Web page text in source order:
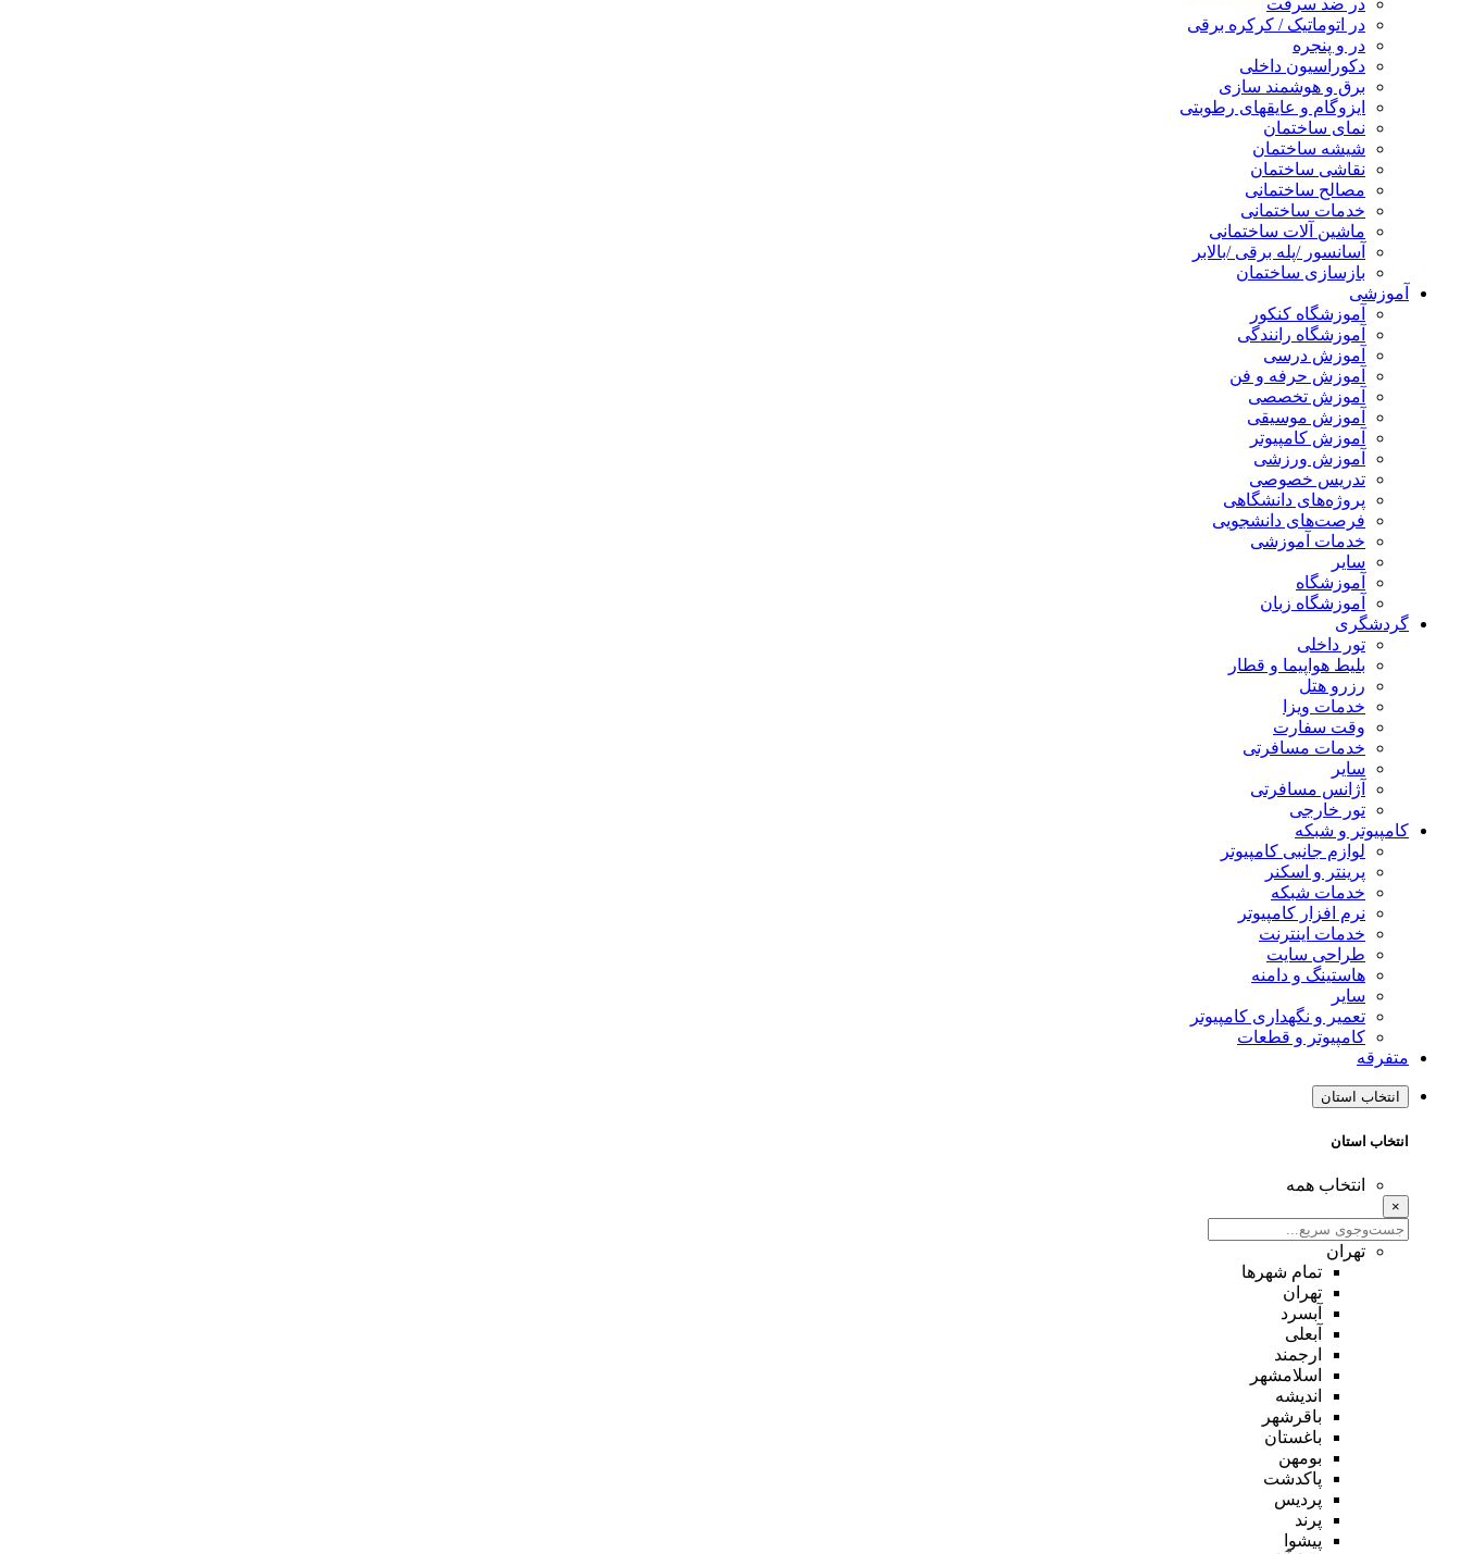
در ضد سرقت
در اتوماتیک / کرکره برقی
در و پنجره
دکوراسیون داخلی
برق و هوشمند سازی
ایزوگام و عایقهای رطوبتی
نمای ساختمان
شیشه ساختمان
نقاشی ساختمان
مصالح ساختمانی
خدمات ساختمانی
ماشین آلات ساختمانی
آسانسور /پله برقی /بالابر
بازسازی ساختمان
آموزشی
آموزشگاه کنکور
آموزشگاه رانندگی
آموزش درسی
آموزش حرفه و فن
آموزش تخصصی
آموزش موسیقی
آموزش کامپیوتر
آموزش ورزشی
تدریس خصوصی
پروژه‌های دانشگاهی
فرصت‌های دانشجویی
خدمات آموزشی
سایر
آموزشگاه
آموزشگاه زبان
گردشگری
تور داخلی
بلیط هواپیما و قطار
رزرو هتل
خدمات ویزا
وقت سفارت
خدمات مسافرتی
سایر
آژانس مسافرتی
تور خارجی
کامپیوتر و شبکه
لوازم جانبی کامپیوتر
پرینتر و اسکنر
خدمات شبکه
نرم افزار کامپیوتر
خدمات اینترنت
طراحی سایت
هاستینگ و دامنه
سایر
تعمیر و نگهداری کامپیوتر
کامپیوتر و قطعات
متفرقه
انتخاب استان
انتخاب استان
انتخاب همه
×
تهران
تمام شهر‌ها
تهران
آبسرد
آبعلی
ارجمند
اسلامشهر
اندیشه
باقرشهر
باغستان
بومهن
پاکدشت
پردیس
پرند
پیشوا